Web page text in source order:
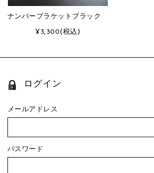
ナンバーブラケットブラック
¥3,300(税込)
ログイン
メールアドレス
パスワード